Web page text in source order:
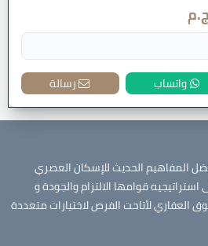
واتساب رسالة
المفاهيم الحديث للإسكان العصري
قوامها الالتزام والجودة و
لأتاحت الفرص لاختيارات متعددة